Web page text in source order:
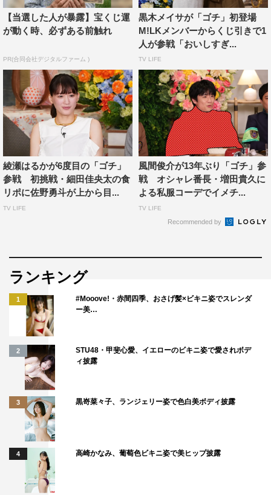
た」と言い、これには上川もうなずく。そして上川が驚き
のセリフの覚え方を紹介し、これには一同感心する。
賀来は佐野とドラマで5年前に共演。佐野は賀来のことを
「親戚の兄ちゃん」みたいと言うが、これには増田からも
っともらしいツッコミが。その佐野は、当時からずっと気
になっていたことを賀来に切り出す。
A5ランクの松阪牛に困惑する一同は、さっぱり予想がつ
かず大混乱。相変わらず佐野が強さを見せるのか。賀来は
佐野の魔の“ささやき”に惑わされる。白石は「動悸が止ま
りません」、上川も「にわかに足元がぐらついてまいりま
した」と不安に…。そして、倉科は連敗を阻止することが
『ぐるぐるナインティナイン』
2026年5月21日（木）午後7時～8時54分
「ゴチになります！27」
増田貴久（NEWS）、せいや（霜降り明星）、白石麻衣、
佐野勇斗（M!LK）、倉科カナ
VIPチャレンジャー：上川隆也、賀来賢人
進行：羽鳥慎一
©日本テレビ
【当選した人が暴露】宝くじ運
が動く時、必ずある前触れ
PR(合同会社デジタルファーム )
黒木メイサが「ゴチ」初登場
M!LKメンバーからくじ引きで1
人が参戦「おいしすぎ...
TV LIFE
綾瀬はるかが6度目の「ゴチ」
参戦 初挑戦・細田佳央太の食
リポに佐野勇斗が上から目...
TV LIFE
風間俊介が13年ぶり「ゴチ」参
戦 オシャレ番長・増田貴久に
よる私服コーデでイメチ...
TV LIFE
Recommended by
ランキング
1
#Mooove!・赤間四季、おさげ髪×ビキニ姿でスレンダ
ー美…
2
STU48・甲斐心愛、イエローのビキニ姿で愛されボデ
ィ披露
3 黒嵜菜々子、ランジェリー姿で色白美ボディ披露
4 高崎かなみ、葡萄色ビキニ姿で美ヒップ披露